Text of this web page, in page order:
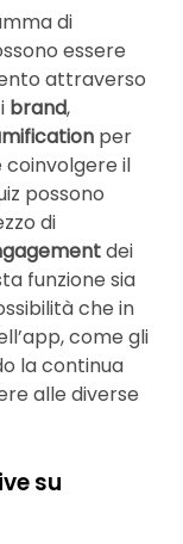
di
essere
attraverso
brand,
per
coinvolgere il
possono
di
dei
funzione sia
che in
come gli
la continua
alle diverse
su